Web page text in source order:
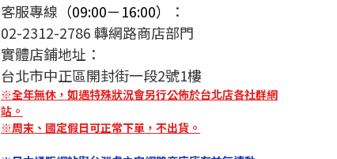
客服專線 （09:00－16:00）
：
02-2312-2786 轉網路商店部門
實體店鋪地址：
台北市中正區開封街一段2號1樓
※全年無休，如遇特殊狀況會另行公佈於台北店各社群網
站。
※周末、國定假日可正常下單，不出貨。